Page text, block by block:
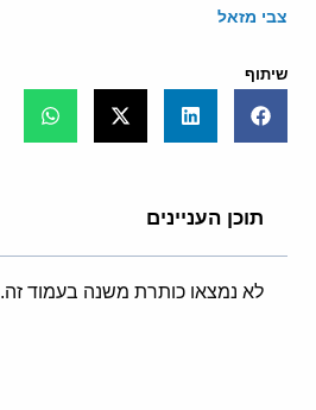
צבי מזאל
שיתוף
תוכן העניינים
לא נמצאו כותרת משנה בעמוד זה.